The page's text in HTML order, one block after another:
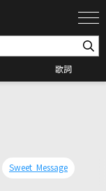
歌詞
Sweet Message